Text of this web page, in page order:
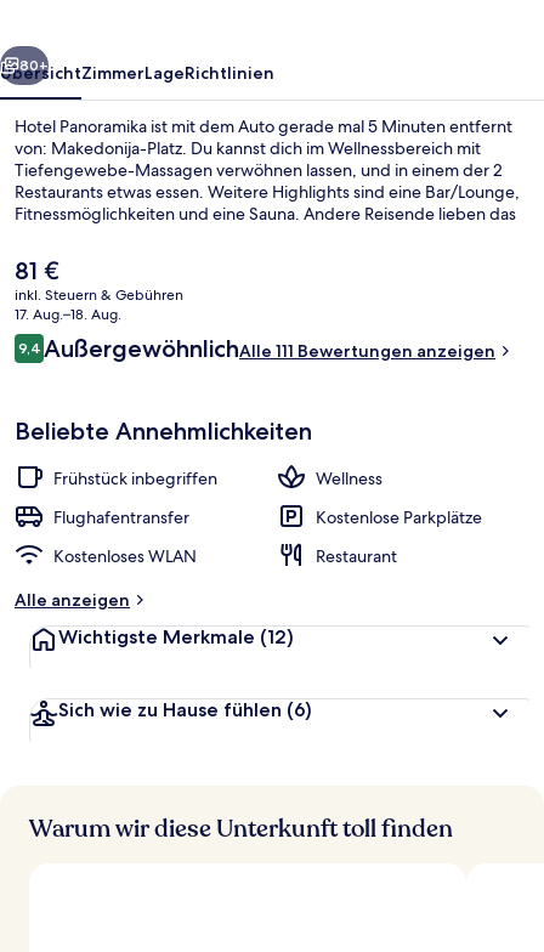
Weiter
80+
ÜbersichtZimmerLageRichtlinien
Hotel Panoramika ist mit dem Auto gerade mal 5 Minuten entfernt
von: Makedonija-Platz. Du kannst dich im Wellnessbereich mit
Tiefengewebe-Massagen verwöhnen lassen, und in einem der 2
Restaurants etwas essen. Weitere Highlights sind eine Bar/Lounge,
Fitnessmöglichkeiten und eine Sauna. Andere Reisende lieben das
Der
aktuelle
Preis
beträgt
81 €.
81 €
inkl. Steuern & Gebühren
17. Aug.–18. Aug.
Bewertungen
9,49,4 von 10.
AußergewöhnlichAlle 111 Bewertungen anzeigen
Beliebte Annehmlichkeiten
Frühstück inbegriffen
Wellness
Flughafentransfer
Kostenlose Parkplätze
Kostenloses WLAN
Restaurant
Alle anzeigen
Wichtigste Merkmale (12)
Sich wie zu Hause fühlen (6)
Warum wir diese Unterkunft toll finden